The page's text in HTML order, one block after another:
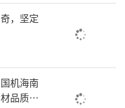
全国标准化健康驿
线下全渠道合作资
为落脚点，分类打
驿站两大实体服务
体系，实现一老一
，坚定
机海南
品质新